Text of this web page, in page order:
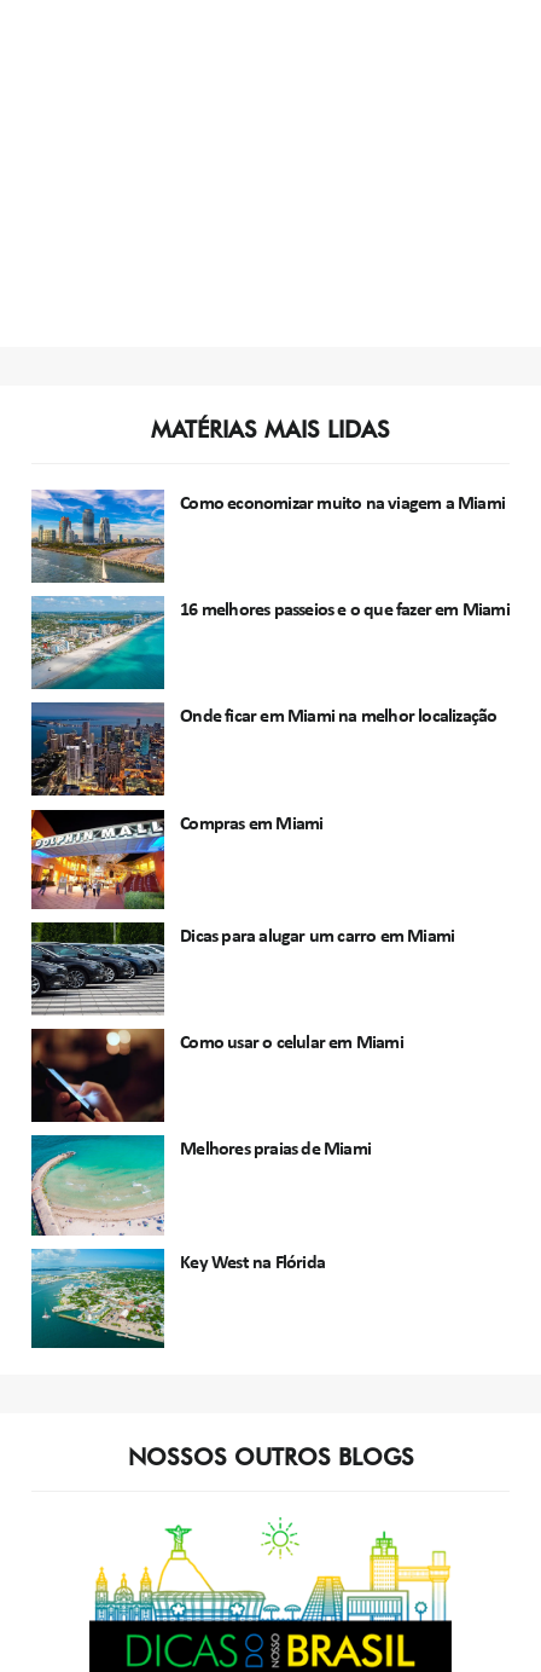
MATÉRIAS MAIS LIDAS
Como economizar muito na viagem a Miami
16 melhores passeios e o que fazer em Miami
Onde ficar em Miami na melhor localização
Compras em Miami
Dicas para alugar um carro em Miami
Como usar o celular em Miami
Melhores praias de Miami
Key West na Flórida
NOSSOS OUTROS BLOGS